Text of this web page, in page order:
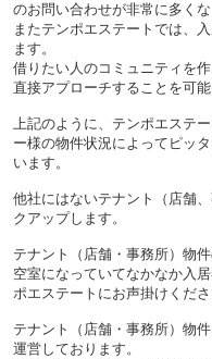
のお問い合わせが非常に多くな
またテンポエステートでは、
ます。
借りたい人のコミュニティを
直接アプローチすることを可能
上記のように、テンポエステ
ー様の物件状況によってピッ
います。
他社にはないテナント（店舗
クアップします。
テナント（店舗・事務所）物
空室になっていてなかなか入
ポエステートにお声掛けくださ
テナント（店舗・事務所）物
運営しております。